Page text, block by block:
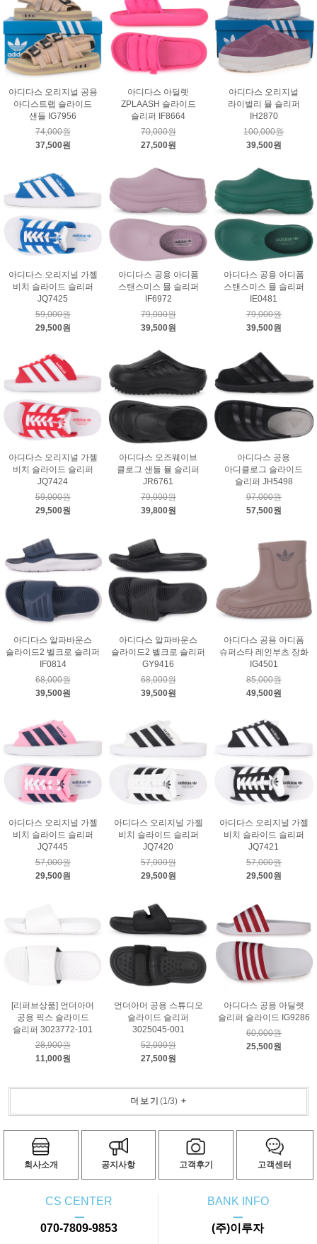
아디다스 오리지널 공용
아디스트랩 슬라이드
샌들 IG7956
74,000원
37,500원
아디다스 아딜렛
ZPLAASH 슬라이드
슬리퍼 IF8664
70,000원
27,500원
아디다스 오리지널
라이벌리 뮬 슬리퍼
IH2870
100,000원
39,500원
아디다스 오리지널 가젤
비치 슬라이드 슬리퍼
JQ7425
59,000원
29,500원
아디다스 공용 아디폼
스탠스미스 뮬 슬리퍼
IF6972
79,000원
39,500원
아디다스 공용 아디폼
스탠스미스 뮬 슬리퍼
IE0481
79,000원
39,500원
아디다스 오리지널 가젤
비치 슬라이드 슬리퍼
JQ7424
59,000원
29,500원
아디다스 오즈웨이브
클로그 샌들 뮬 슬리퍼
JR6761
79,000원
39,800원
아디다스 공용
아디클로그 슬라이드
슬리퍼 JH5498
97,000원
57,500원
아디다스 알파바운스
슬라이드2 벨크로 슬리퍼
IF0814
68,000원
39,500원
아디다스 알파바운스
슬라이드2 벨크로 슬리퍼
GY9416
68,000원
39,500원
아디다스 공용 아디폼
슈퍼스타 레인부츠 장화
IG4501
85,000원
49,500원
아디다스 오리지널 가젤
비치 슬라이드 슬리퍼
JQ7445
57,000원
29,500원
아디다스 오리지널 가젤
비치 슬라이드 슬리퍼
JQ7420
57,000원
29,500원
아디다스 오리지널 가젤
비치 슬라이드 슬리퍼
JQ7421
57,000원
29,500원
[리퍼브상품] 언더아머
공용 픽스 슬라이드
슬리퍼 3023772-101
28,900원
11,000원
언더아머 공용 스튜디오
슬라이드 슬리퍼
3025045-001
52,000원
27,500원
아디다스 공용 아딜렛
슬리퍼 슬라이드 IG9286
60,000원
25,500원
더보기 (1/3)+
회사소개 공지사항 고객후기 고객센터
CS CENTER
ㅡ
070-7809-9853
BANK INFO
ㅡ
(주)이루자